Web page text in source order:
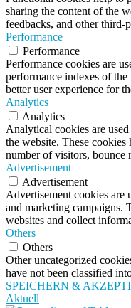
sharing the content of the
feedbacks, and other third-
Performance
Performance
Performance cookies are
performance indexes of
better user experience for
Analytics
Analytics
Analytical cookies are
the website. These
number of visitors, bounce
Advertisement
Advertisement
Advertisement cookies are
and marketing campaigns.
websites and collect
Others
Others
Other uncategorized
have not been classified
SPEICHERN &
Aktuell